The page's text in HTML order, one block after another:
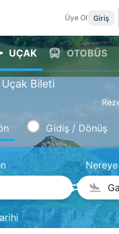
Üye Ol Giriş
UÇAK OTOBÜS
Bileti
Gidiş / Dönüş
Nereye